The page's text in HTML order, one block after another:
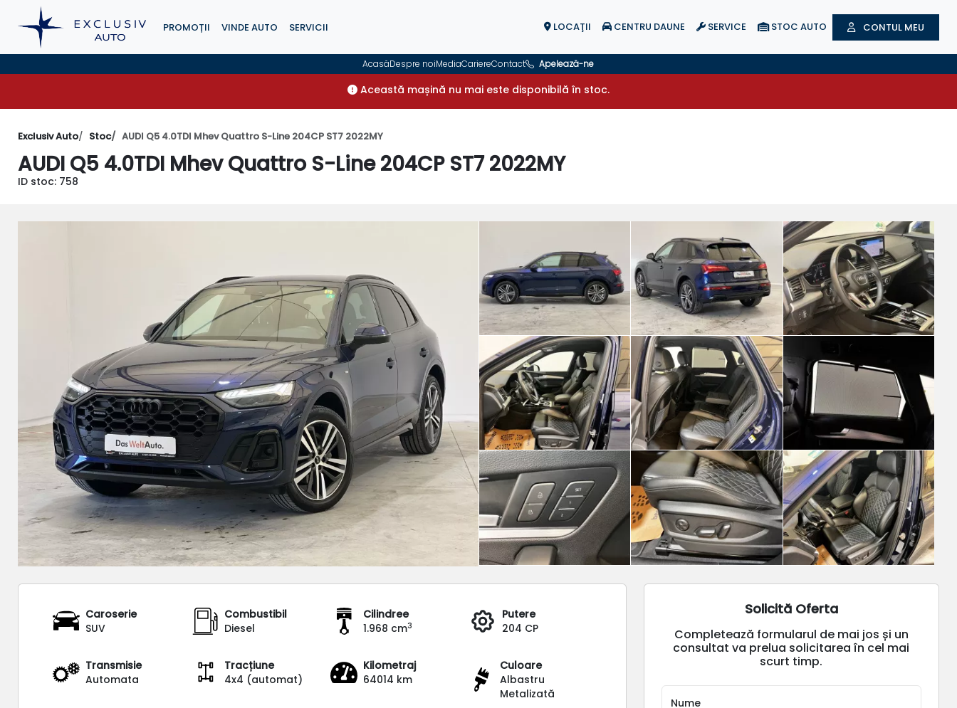
PROMOȚII VINDE AUTO SERVICII LOCAŢII CENTRU DAUNE SERVICE STOC AUTO CONTUL MEU
AcasăDespre noiMediaCariereContact Apelează-ne
Această mașină nu mai este disponibilă în stoc.
Exclusiv Auto Stoc AUDI Q5 4.0TDI Mhev Quattro S-Line 204CP ST7 2022MY
AUDI Q5 4.0TDI Mhev Quattro S-Line 204CP ST7 2022MY
ID stoc: 758
Caroserie
SUV
Combustibil
Diesel
Cilindree
1.968 cm3
Putere
204 CP
Transmisie
Automata
Tracțiune
4x4 (automat)
Kilometraj
64014 km
Culoare
Albastru
Metalizată
Solicită Oferta
Completează formularul de mai jos și un
consultat va prelua solicitarea în cel mai
scurt timp.
Nume